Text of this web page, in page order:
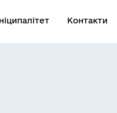
Контакти